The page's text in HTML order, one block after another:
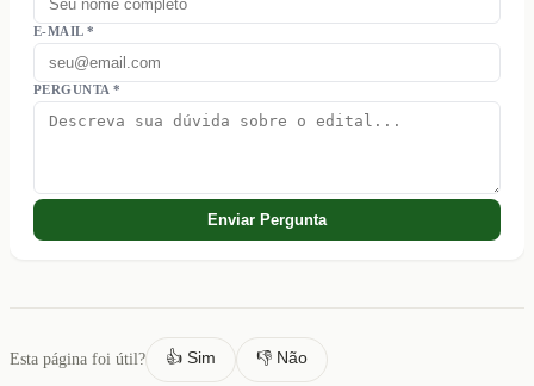
E-MAIL *
PERGUNTA *
Enviar Pergunta
Esta página foi útil? 👍 Sim 👎 Não